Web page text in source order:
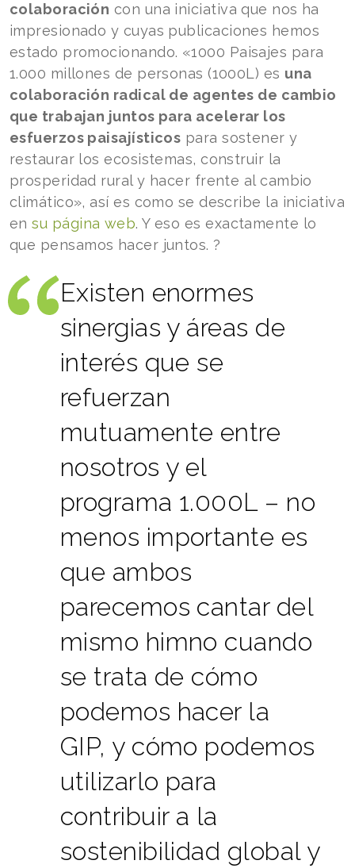
colaboración con una iniciativa que nos ha
impresionado y cuyas publicaciones hemos
estado promocionando. «1000 Paisajes para
1.000 millones de personas (1000L) es una
colaboración radical de agentes de cambio
que trabajan juntos para acelerar los
esfuerzos paisajísticos para sostener y
restaurar los ecosistemas, construir la
prosperidad rural y hacer frente al cambio
climático», así es como se describe la iniciativa
ensu página web. Y eso es exactamente lo
que pensamos hacer juntos. ?
Existen enormes
sinergias y áreas de
interés que se
refuerzan
mutuamente entre
nosotros y el
programa 1.000L – no
menos importante es
que ambos
parecemos cantar del
mismo himno cuando
se trata de cómo
podemos hacer la
GIP, y cómo podemos
utilizarlo para
contribuir a la
sostenibilidad global y